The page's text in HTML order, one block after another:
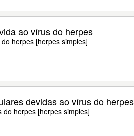
ao vírus do herpes
herpes [herpes simples]
devidas ao vírus do herpes
do herpes [herpes simples]